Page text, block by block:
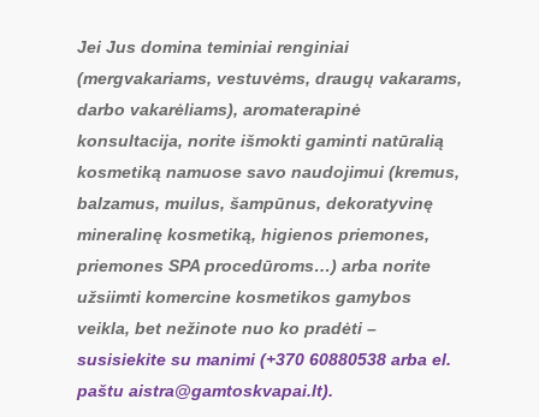
Jei Jus domina teminiai renginiai
(mergvakariams, vestuvėms, draugų vakarams,
darbo vakarėliams), aromaterapinė
konsultacija, norite išmokti gaminti natūralią
kosmetiką namuose savo naudojimui (kremus,
balzamus, muilus, šampūnus, dekoratyvinę
mineralinę kosmetiką, higienos priemones,
priemones SPA procedūroms…) arba norite
užsiimti komercine kosmetikos gamybos
veikla, bet nežinote nuo ko pradėti –
susisiekite su manimi (+370 60880538 arba el.
paštu aistra@gamtoskvapai.lt).